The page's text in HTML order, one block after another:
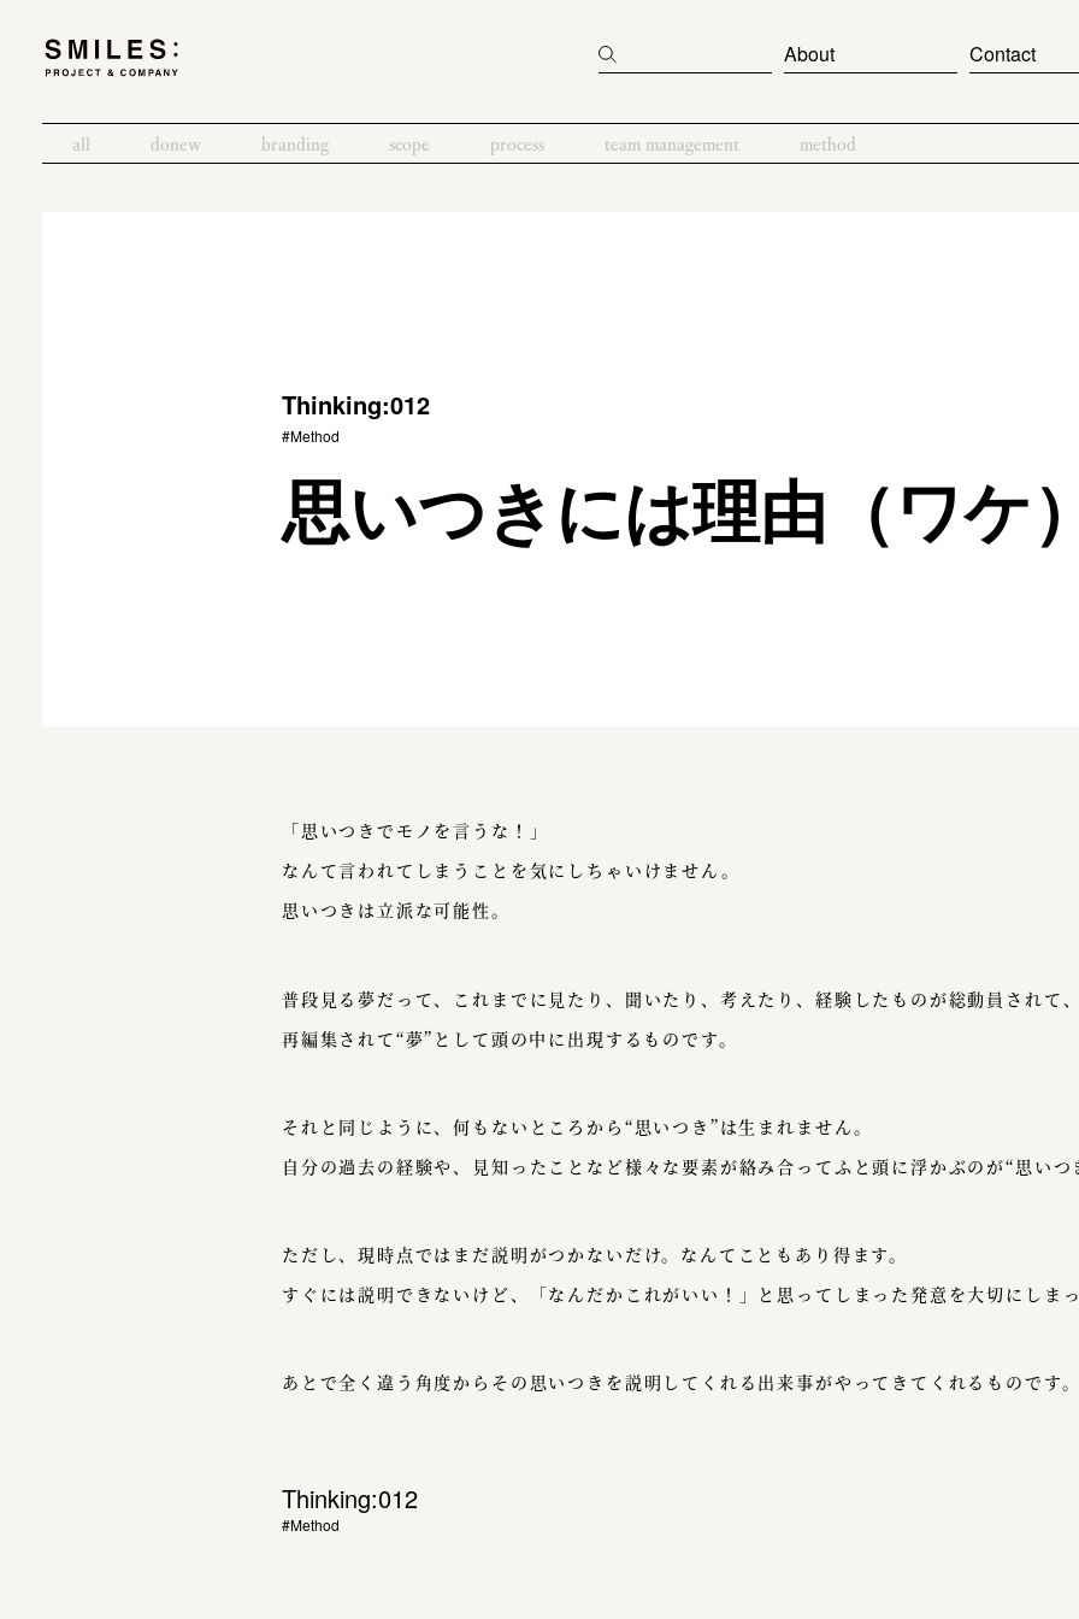
About Contact
all donew branding scope process team management method
Thinking:012
#Method
思いつきには理由（ワケ
「思いつきでモノを言うな！」
なんて言われてしまうことを気にしちゃいけません。
思いつきは立派な可能性。
普段見る夢だって、これまでに見たり、聞いたり、考えたり、経験したものが総動員されて
再編集されて“夢”として頭の中に出現するものです。
それと同じように、何もないところから“思いつき”は生まれません。
自分の過去の経験や、見知ったことなど様々な要素が絡み合ってふと頭に浮かぶのが“思いつ
ただし、現時点ではまだ説明がつかないだけ。なんてこともあり得ます。
すぐには説明できないけど、「なんだかこれがいい！」と思ってしまった発意を大切にしま
あとで全く違う角度からその思いつきを説明してくれる出来事がやってきてくれるものです
Thinking:012
#Method